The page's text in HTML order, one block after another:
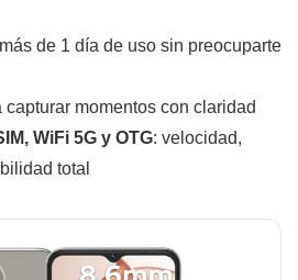
de 1 día de uso sin preocuparte
capturar momentos con claridad
WiFi 5G y OTG: velocidad,
total